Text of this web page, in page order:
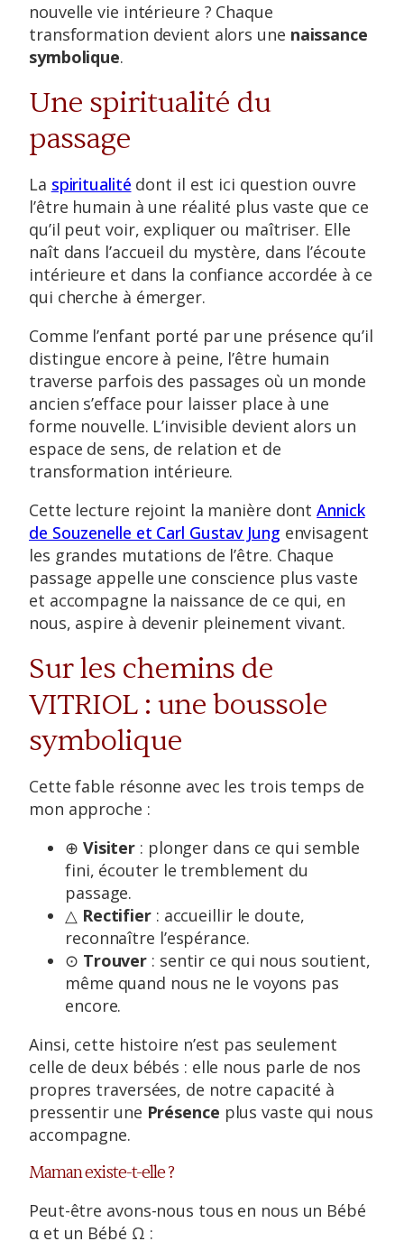
nouvelle vie intérieure ? Chaque
transformation devient alors une naissance
symbolique.
Une spiritualité du
passage
La spiritualité dont il est ici question ouvre
l’être humain à une réalité plus vaste que ce
qu’il peut voir, expliquer ou maîtriser. Elle
naît dans l’accueil du mystère, dans l’écoute
intérieure et dans la confiance accordée à ce
qui cherche à émerger.
Comme l’enfant porté par une présence qu’il
distingue encore à peine, l’être humain
traverse parfois des passages où un monde
ancien s’efface pour laisser place à une
forme nouvelle. L’invisible devient alors un
espace de sens, de relation et de
transformation intérieure.
Cette lecture rejoint la manière dontAnnick
de Souzenelle et Carl Gustav Jung envisagent
les grandes mutations de l’être. Chaque
passage appelle une conscience plus vaste
et accompagne la naissance de ce qui, en
nous, aspire à devenir pleinement vivant.
Sur les chemins de
VITRIOL : une boussole
symbolique
Cette fable résonne avec les trois temps de
mon approche :
⊕ Visiter : plonger dans ce qui semble
fini, écouter le tremblement du
passage.
△ Rectifier: accueillir le doute,
reconnaître l’espérance.
⊙ Trouver : sentir ce qui nous soutient,
même quand nous ne le voyons pas
encore.
Ainsi, cette histoire n’est pas seulement
celle de deux bébés : elle nous parle de nos
propres traversées, de notre capacité à
pressentir une Présence plus vaste qui nous
accompagne.
Maman existe-t-elle ?
Peut-être avons-nous tous en nous un Bébé
α et un Bébé Ω :